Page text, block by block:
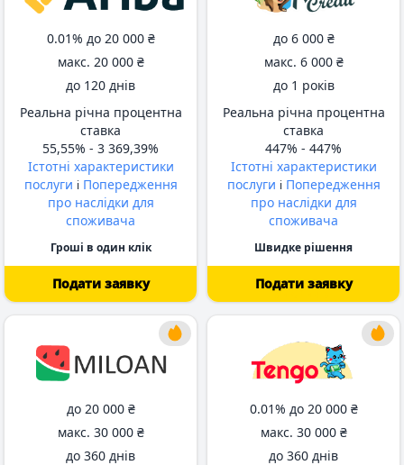
0.01% до 20 000 ₴
макс. 20 000 ₴
до 120 днів
Реальна річна процентна
ставка
55,55% - 3 369,39%
Істотні характеристики
послуги i Попередження
про наслідки для
споживача
Гроші в один клік
Подати заявку
до 6 000 ₴
макс. 6 000 ₴
від 62 днів
до 1 років
Реальна річна процентна
ставка
447% - 447%
Істотні характеристики
послуги i Попередження
про наслідки для
споживача
Швидке рішення
Подати заявку
до 20 000 ₴
макс. 30 000 ₴
до 360 днів
0.01% до 20 000 ₴
макс. 30 000 ₴
до 360 днів